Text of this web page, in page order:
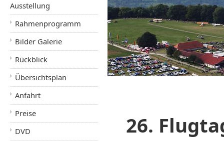
26.
Ausstellung
Rahmenprogramm
Bilder Galerie
Rückblick
Übersichtsplan
Anfahrt
Preise
DVD